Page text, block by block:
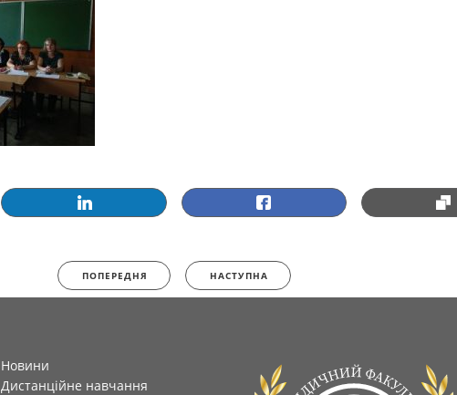
ПОПЕРЕДНЯ НАСТУПНА
Новини
Дистанційне навчання